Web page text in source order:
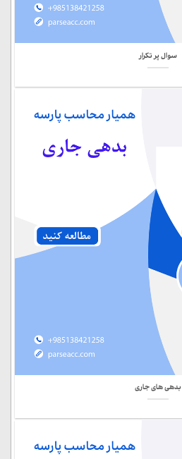
سوال پر تکرار
بدهی های جاری